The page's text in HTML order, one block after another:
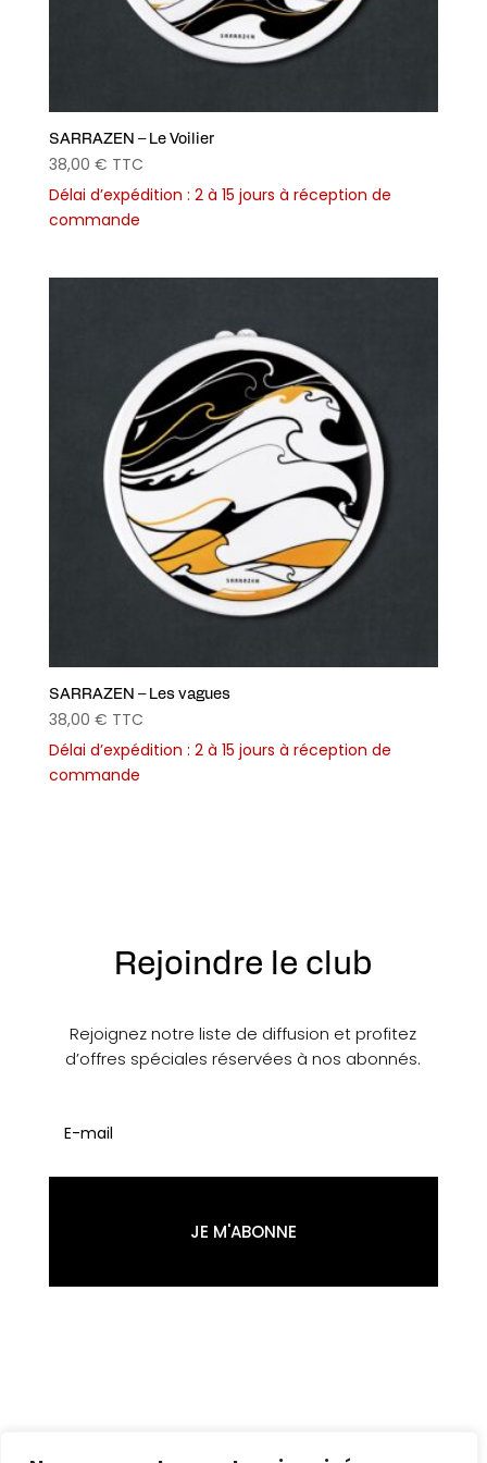
SARRAZEN – Le Voilier
38,00 € TTC
Délai d’expédition : 2 à 15 jours à réception de
commande
SARRAZEN – Les vagues
38,00 € TTC
Délai d’expédition : 2 à 15 jours à réception de
commande
Rejoindre le club
Rejoignez notre liste de diffusion et profitez
d’offres spéciales réservées à nos abonnés.
JE M'ABONNE